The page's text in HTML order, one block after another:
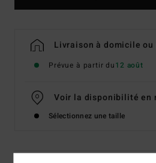
Livraison à domicile
Prévue à partir du12 août
Voir la disponibilité en
Sélectionnez une taille